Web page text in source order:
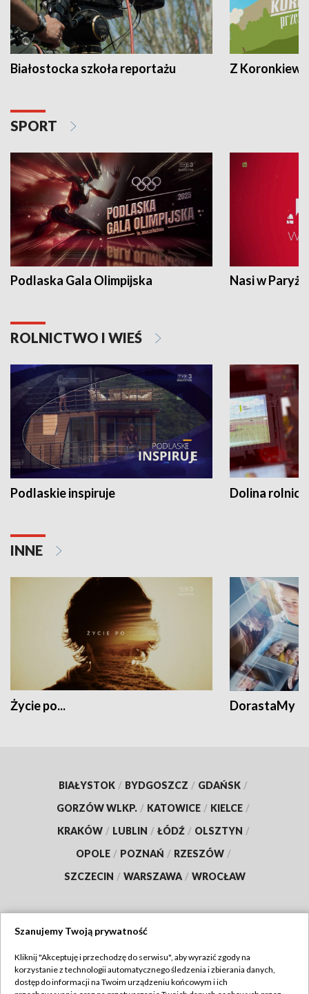
Białostocka szkoła reportażu Z
SPORT
Podlaska Gala Olimpijska Nasi w Paryżu
ROLNICTWO I WIEŚ
Podlaskie inspiruje Dolina
INNE
Życie po... DorastaMy
BIAŁYSTOK / BYDGOSZCZ / GDAŃSK /
GORZÓW WLKP. / KATOWICE / KIELCE /
KRAKÓW / LUBLIN / ŁÓDŹ / OLSZTYN /
OPOLE / POZNAŃ / RZESZÓW /
SZCZECIN / WARSZAWA / WROCŁAW
TVP
Szanujemy Twoją prywatność
Kliknij "Akceptuję i przechodzę do serwisu", aby wyrazić zgody na
korzystanie z technologii automatycznego śledzenia i zbierania danych,
dostęp do informacji na Twoim urządzeniu końcowym i ich